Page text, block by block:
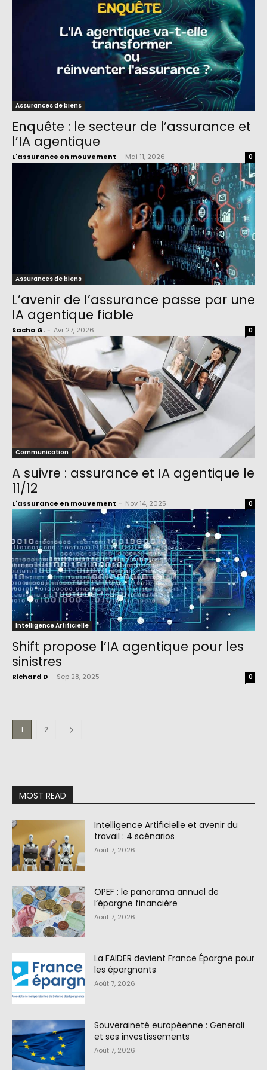
Assurances de biens
Enquête : le secteur de l’assurance et
l’IA agentique
L'assurance en mouvement Mai 11, 2026 0
Assurances de biens
L’avenir de l’assurance passe par une
IA agentique fiable
Sacha G. Avr 27, 2026 0
Communication
A suivre : assurance et IA agentique le
11/12
L'assurance en mouvement Nov 14, 2025 0
Intelligence Artificielle
Shift propose l’IA agentique pour les
sinistres
Richard D Sep 28, 2025 0
1 2
MOST READ
Intelligence Artificielle et avenir du
travail : 4 scénarios
Août 7, 2026
OPEF : le panorama annuel de
l’épargne financière
Août 7, 2026
La FAIDER devient France Épargne pour
les épargnants
Août 7, 2026
Souveraineté européenne : Generali
et ses investissements
Août 7, 2026